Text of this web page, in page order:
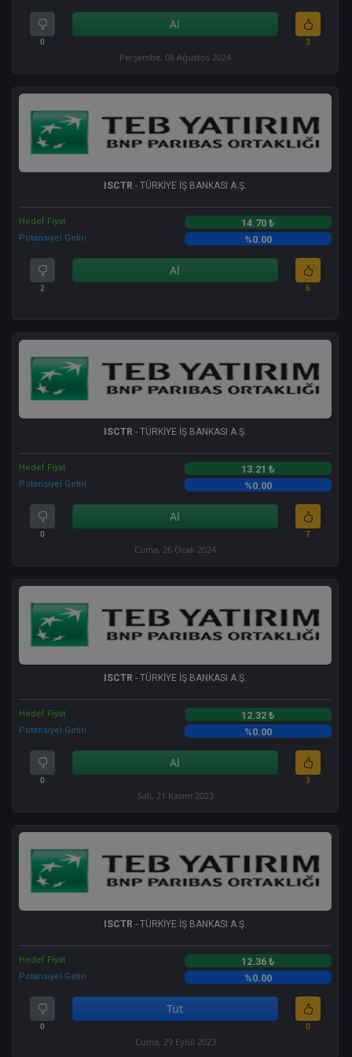
0
Al
3
Perşembe, 08 Ağustos 2024
ISCTR - TÜRKİYE İŞ BANKASI A.Ş.
Hedef Fiyat 14.70 ₺
Potansiyel Getiri %0.00
2
Al
6
ISCTR - TÜRKİYE İŞ BANKASI A.Ş.
Hedef Fiyat 13.21 ₺
Potansiyel Getiri %0.00
0
Al
7
Cuma, 26 Ocak 2024
ISCTR - TÜRKİYE İŞ BANKASI A.Ş.
Hedef Fiyat 12.32 ₺
Potansiyel Getiri %0.00
0
Al
3
Salı, 21 Kasım 2023
ISCTR - TÜRKİYE İŞ BANKASI A.Ş.
Hedef Fiyat 12.36 ₺
Potansiyel Getiri %0.00
0
Tut
0
Cuma, 29 Eylül 2023